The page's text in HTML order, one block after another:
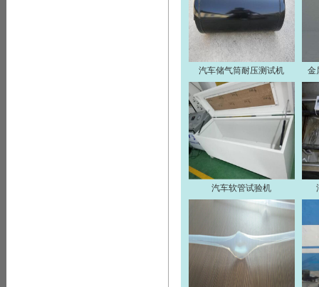
汽车储气筒耐压测试机 金
汽车软管试验机